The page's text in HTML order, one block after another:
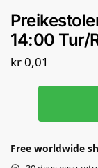
14:00 Tur/
kr0,01
Free worldwide